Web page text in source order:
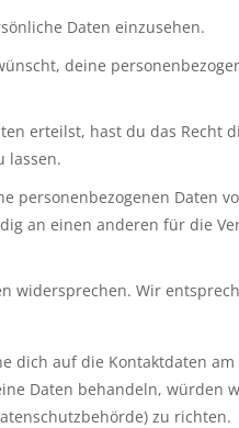
Daten einzusehen.
deine
erteilst, hast du das Recht
lassen.
personenbezogenen Daten
an einen anderen für die
widersprechen. Wir
dich auf die Kontaktdaten am
Daten behandeln, würden
zu richten.